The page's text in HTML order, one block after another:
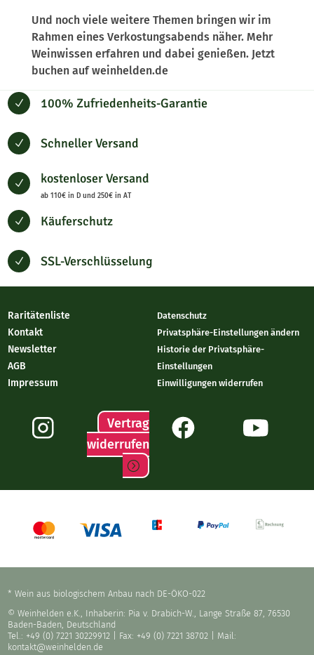
Und noch viele weitere Themen bringen wir im
Rahmen eines Verkostungsabends näher. Mehr
Weinwissen erfahren und dabei genießen. Jetzt
buchen auf weinhelden.de
N 100% Zufriedenheits-Garantie
N Schneller Versand
N kostenloser Versand
ab 110€ in D und 250€ in AT
N Käuferschutz
N SSL-Verschlüsselung
Raritätenliste
Kontakt
Newsletter
AGB
Impressum
Datenschutz
Privatsphäre-Einstellungen ändern
Historie der Privatsphäre-
Einstellungen
Einwilligungen widerrufen
Vertrag
widerrufen
* Wein aus biologischem Anbau nach DE-ÖKO-022
© Weinhelden e.K., Inhaberin: Pia v. Drabich-W., Lange Straße 87, 76530
Baden-Baden, Deutschland
Tel.: +49 (0) 7221 30229912
| Fax: +49 (0) 7221 38702 | Mail:
kontakt@weinhelden.de